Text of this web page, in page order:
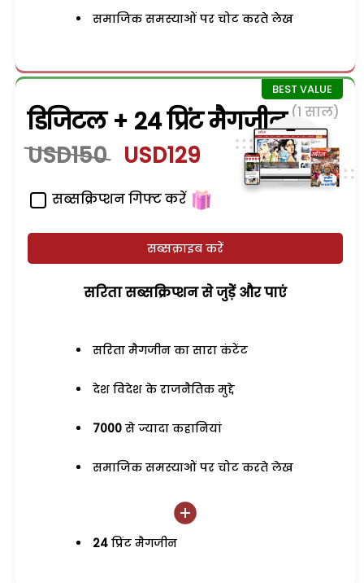
समाजिक समस्याओं पर चोट करते लेख
डिजिटल + 24 प्रिंट मैगजीन (1 साल)
USD150 USD129
सब्सक्रिप्शन गिफ्ट करें
सब्सक्राइब करें
सरिता सब्सक्रिप्शन से जुड़ेें और पाएं
सरिता मैगजीन का सारा कंटेंट
देश विदेश के राजनैतिक मुद्दे
7000 से ज्यादा कहानियां
समाजिक समस्याओं पर चोट करते लेख
24 प्रिंट मैगजीन